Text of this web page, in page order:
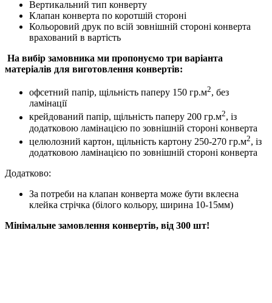
Вертикальний тип конверту
Клапан конверта по коротшій стороні
Кольоровий друк по всій зовнішній стороні конверта
врахований в вартість
На вибір замовника ми пропонуємо три варіанта
матеріалів для виготовлення конвертів:
офсетний папір, щільність паперу 150 гр.м2, без
ламінації
крейдований папір, щільність паперу 200 гр.м2, із
додатковою ламінацією по зовнішній стороні конверта
целюлозний картон, щільність картону 250-270 гр.м2, із
додатковою ламінацією по зовнішній стороні конверта
Додатково:
За потреби на клапан конверта може бути вклеєна
клейка стрічка (білого кольору, ширина 10-15мм)
Мінімальне замовлення конвертів, від 300 шт!